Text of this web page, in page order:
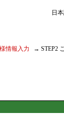
日
情報入力
→ STEP2